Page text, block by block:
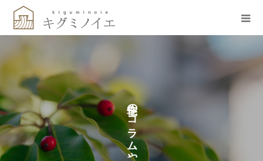
の
コ
ラ
ム
や
の